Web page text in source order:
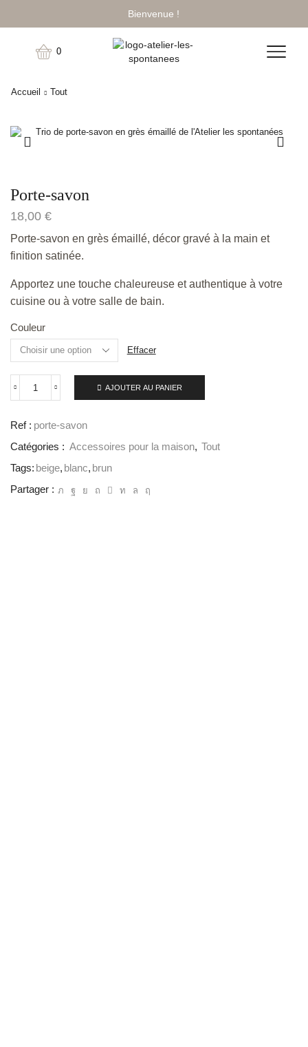
Bienvenue !
0
Accueil Tout
Porte-savon
18,00 €
Porte-savon en grès émaillé, décor gravé à la main et
finition satinée.
Apportez une touche chaleureuse et authentique à votre
cuisine ou à votre salle de bain.
Couleur
Effacer
AJOUTER AU PANIER
Ref : porte-savon
Catégories : Accessoires pour la maison, Tout
Tags: beige, blanc, brun
Partager :